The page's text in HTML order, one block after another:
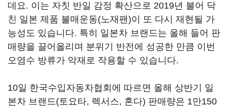
데요. 이는 자칫 반일 감정 확산으로 2019년 불어 닥
친 일본 제품 불매운동(노재팬)이 또 다시 재현될 가
능성도 있습니다. 특히 일본차 브랜드는 올해 들어 판
매량을 끌어올리며 분위기 반전에 성공한 만큼 이번
오염수 방류가 악재로 작용할 수 있습니다.
10일 한국수입자동차협회에 따르면 올해 상반기 일
본차 브랜드(토요타, 렉서스, 혼다) 판매량은 1만150